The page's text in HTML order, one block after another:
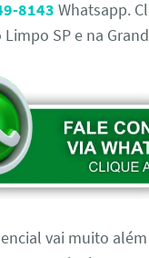
8143 Whatsapp.
SP e na
vai muito